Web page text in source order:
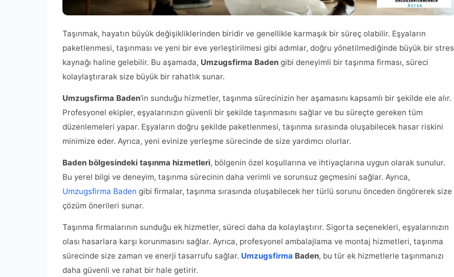
Taşınmak, hayatın büyük değişikliklerinden biridir ve genellikle karmaşık bir süreç olabilir. Eşyaların
paketlenmesi, taşınması ve yeni bir eve yerleştirilmesi gibi adımlar, doğru yönetilmediğinde büyük bir stres
kaynağı haline gelebilir. Bu aşamada, Umzugsfirma Baden gibi deneyimli bir taşınma firması, süreci
kolaylaştırarak size büyük bir rahatlık sunar.
Umzugsfirma Baden‘in sunduğu hizmetler, taşınma sürecinizin her aşamasını kapsamlı bir şekilde ele alır.
Profesyonel ekipler, eşyalarınızın güvenli bir şekilde taşınmasını sağlar ve bu süreçte gereken tüm
düzenlemeleri yapar. Eşyaların doğru şekilde paketlenmesi, taşınma sırasında oluşabilecek hasar riskini
minimize eder. Ayrıca, yeni evinize yerleşme sürecinde de size yardımcı olurlar.
Baden bölgesindeki taşınma hizmetleri, bölgenin özel koşullarına ve ihtiyaçlarına uygun olarak sunulur.
Bu yerel bilgi ve deneyim, taşınma sürecinin daha verimli ve sorunsuz geçmesini sağlar. Ayrıca,
Umzugsfirma Baden gibi firmalar, taşınma sırasında oluşabilecek her türlü sorunu önceden öngörerek size
çözüm önerileri sunar.
Taşınma firmalarının sunduğu ek hizmetler, süreci daha da kolaylaştırır. Sigorta seçenekleri, eşyalarınızın
olası hasarlara karşı korunmasını sağlar. Ayrıca, profesyonel ambalajlama ve montaj hizmetleri, taşınma
sürecinde size zaman ve enerji tasarrufu sağlar. Umzugsfirma Baden, bu tür ek hizmetlerle taşınmanızı
daha güvenli ve rahat bir hale getirir.